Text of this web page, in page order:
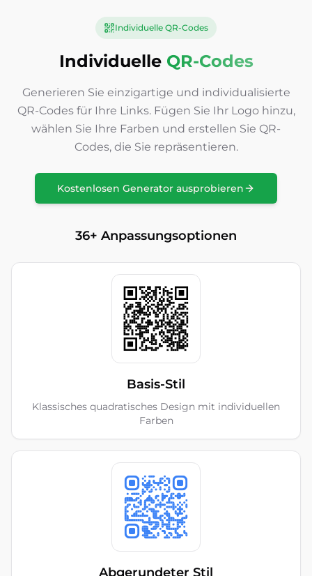
Individuelle QR-Codes
Individuelle QR-Codes
Generieren Sie einzigartige und individualisierte
QR-Codes für Ihre Links. Fügen Sie Ihr Logo hinzu,
wählen Sie Ihre Farben und erstellen Sie QR-
Codes, die Sie repräsentieren.
Kostenlosen Generator ausprobieren
36+ Anpassungsoptionen
Basis-Stil
Klassisches quadratisches Design mit individuellen
Farben
Abgerundeter Stil